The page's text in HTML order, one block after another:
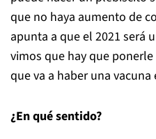
que no haya aumento de
apunta a que el 2021 será
vimos que hay que
que va a haber una vacuna
¿En qué sentido?